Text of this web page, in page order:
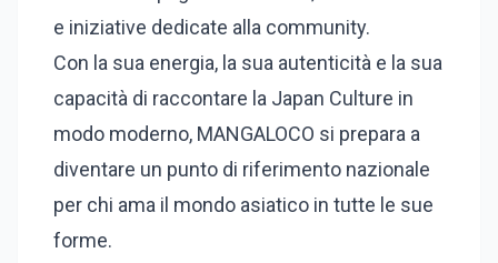
e iniziative dedicate alla community.
Con la sua energia, la sua autenticità e la sua
capacità di raccontare la Japan Culture in
modo moderno, MANGALOCO si prepara a
diventare un punto di riferimento nazionale
per chi ama il mondo asiatico in tutte le sue
forme.